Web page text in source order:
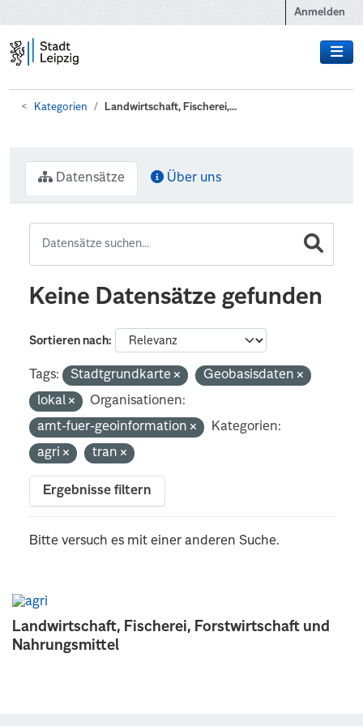
Anmelden
Kategorien Landwirtschaft, Fischerei,...
Landwirtschaft, Fischerei, Forstwirtschaft und
Nahrungsmittel
Datensätze Über uns
Keine Datensätze gefunden
Sortieren nach
Tags: Stadtgrundkarte
Geobasisdaten
lokal
Organisationen:
amt-fuer-geoinformation
Kategorien:
agri
tran
Ergebnisse filtern
Bitte versuch es mit einer anderen Suche.